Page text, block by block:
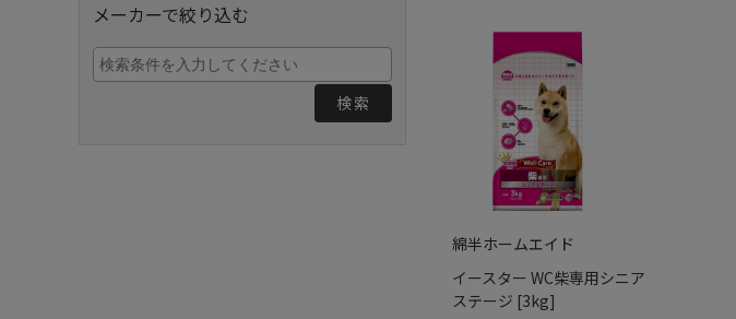
メーカーで絞り込む
検索
綿半ホームエイド
イースター WC柴専用シニア
ステージ [3kg]